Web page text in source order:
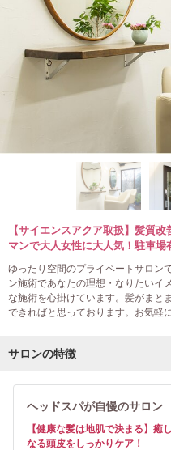
【サイエンスアクア取扱】髪質
マンで大人女性に大人気！駐車場
ゆったり空間のプライベートサロン
ン施術であなたの理想・なりたいイ
な施術を心掛けています。髪がまと
できればと思っております。お気軽
サロンの特徴
ヘッドスパが自慢のサロン
【健康な髪は地肌で決まる】癒
なる頭皮をしっかりケア！